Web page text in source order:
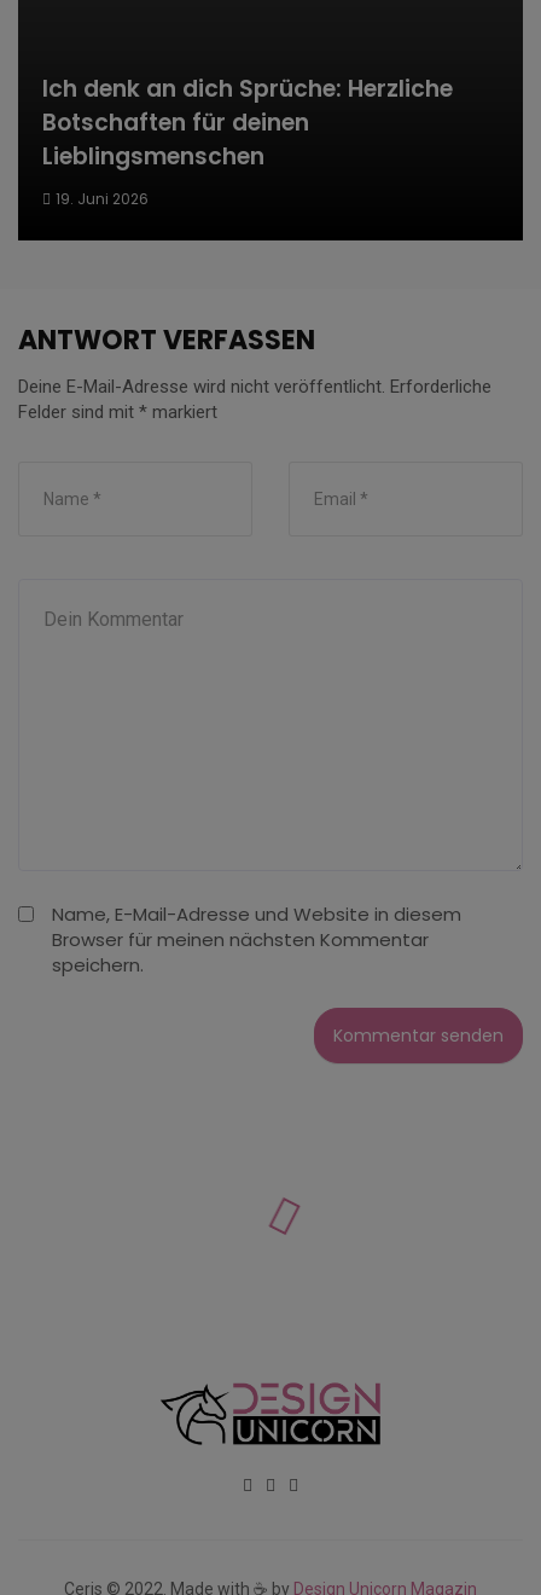
Ich denk an dich Sprüche: Herzliche
Botschaften für deinen
Lieblingsmenschen
19. Juni 2026
ANTWORT VERFASSEN
Deine E-Mail-Adresse wird nicht veröffentlicht. Erforderliche
Felder sind mit * markiert
Name, E-Mail-Adresse und Website in diesem
Browser für meinen nächsten Kommentar
speichern.
Ceris © 2022. Made with ☕ by Design Unicorn Magazin